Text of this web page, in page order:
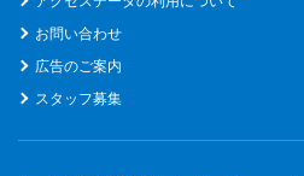
お問い合わせ
広告のご案内
スタッフ募集